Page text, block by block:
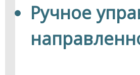
Ручное